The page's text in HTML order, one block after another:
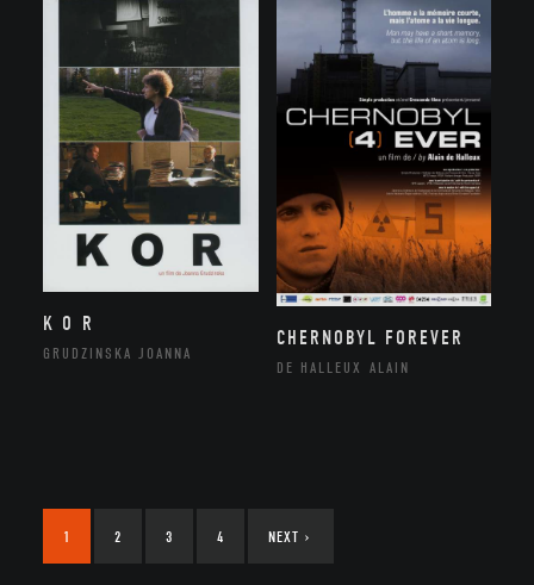
K O R
GRUDZINSKA JOANNA
CHERNOBYL FOREVER
DE HALLEUX ALAIN
1 2 3 4 NEXT ›